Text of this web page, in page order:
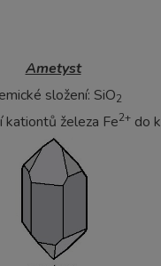
Ametyst
složení: SiO2
železa Fe2+do